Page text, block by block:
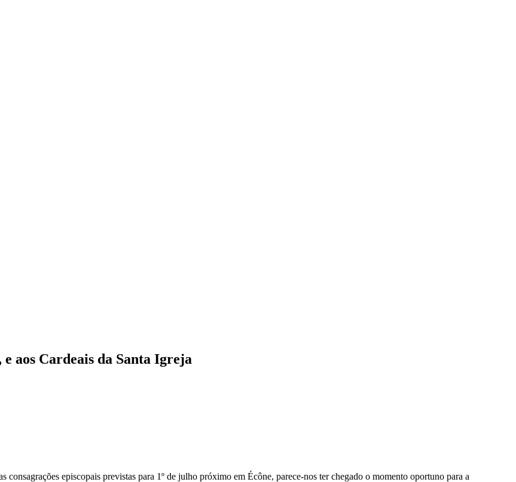
aos Cardeais da Santa Igreja
consagrações episcopais previstas para 1º de julho próximo em Écône, parece-nos ter chegado o momento oportuno para a